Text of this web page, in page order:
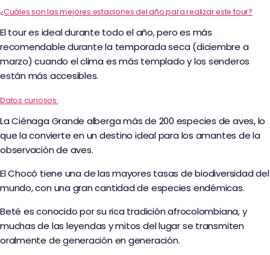
¿Cuáles son las mejores estaciones del año para realizar este tour?
El tour es ideal durante todo el año, pero es más
recomendable durante la temporada seca (diciembre a
marzo) cuando el clima es más templado y los senderos
están más accesibles.
Datos curiosos:
La Ciénaga Grande alberga más de 200 especies de aves, lo
que la convierte en un destino ideal para los amantes de la
observación de aves.
El Chocó tiene una de las mayores tasas de biodiversidad del
mundo, con una gran cantidad de especies endémicas.
Beté es conocido por su rica tradición afrocolombiana, y
muchas de las leyendas y mitos del lugar se transmiten
oralmente de generación en generación.